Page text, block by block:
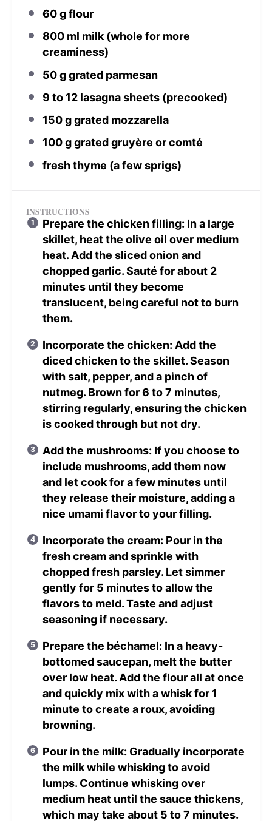
60 gflour
800ml milk (whole for more
creaminess)
50 ggrated parmesan
9 to 12lasagna sheets (precooked)
150 ggrated mozzarella
100 ggrated gruyère or comté
fresh thyme (a few sprigs)
INSTRUCTIONS
Prepare the chicken filling: In a large
skillet, heat the olive oil over medium
heat. Add the sliced onion and
chopped garlic. Sauté for about 2
minutes until they become
translucent, being careful not to burn
them.
Incorporate the chicken: Add the
diced chicken to the skillet. Season
with salt, pepper, and a pinch of
nutmeg. Brown for 6 to 7 minutes,
stirring regularly, ensuring the chicken
is cooked through but not dry.
Add the mushrooms: If you choose to
include mushrooms, add them now
and let cook for a few minutes until
they release their moisture, adding a
nice umami flavor to your filling.
Incorporate the cream: Pour in the
fresh cream and sprinkle with
chopped fresh parsley. Let simmer
gently for 5 minutes to allow the
flavors to meld. Taste and adjust
seasoning if necessary.
Prepare the béchamel: In a heavy-
bottomed saucepan, melt the butter
over low heat. Add the flour all at once
and quickly mix with a whisk for 1
minute to create a roux, avoiding
browning.
Pour in the milk: Gradually incorporate
the milk while whisking to avoid
lumps. Continue whisking over
medium heat until the sauce thickens,
which may take about 5 to 7 minutes.